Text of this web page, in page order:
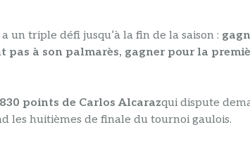
un triple défi jusqu’à la fin de la saison :
à son palmarès, gagner pour la
points de Carlos Alcarazqui dispute
les huitièmes de finale du tournoi gaulois.